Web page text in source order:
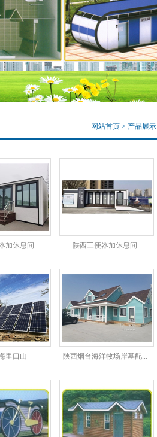
网站首页 > 产品展示
加休息间 陕西三便器加休息间
里口山 陕西烟台海洋牧场岸基配...